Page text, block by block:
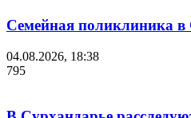
Семейная поликлиника в
04.08.2026, 18:38
795